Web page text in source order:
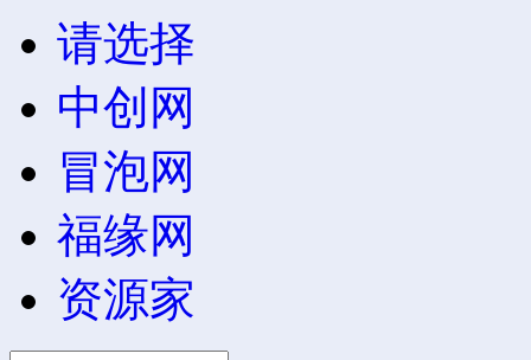
请选择
中创网
冒泡网
福缘网
资源家